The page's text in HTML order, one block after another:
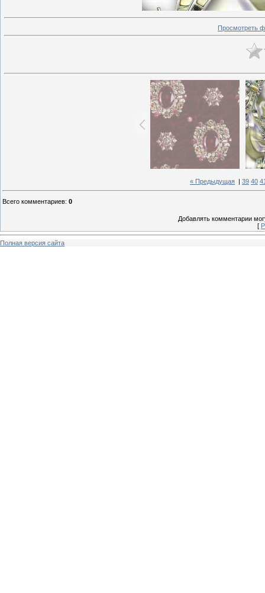
Просмотреть
« Предыдущая 39 40
Всего комментариев: 0
Добавлять комментарии
[
Полная версия сайта